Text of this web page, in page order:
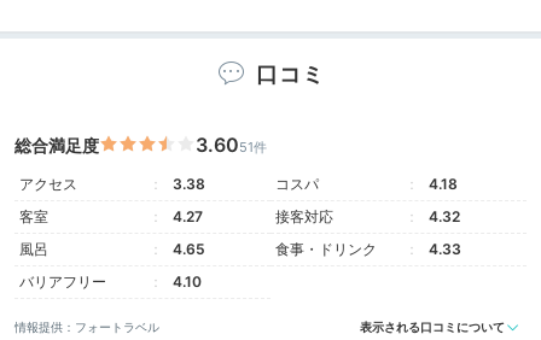
があったので、使わせていただきました。いい香りで癒
Onsen
16:00
20種の香り湯も！
絶景を望む大露天風呂
口コミ
総合満足度 3.6051件
アクセス 3.38 コスパ
4.18
客室
4.27 接客対応
4.32
風呂
4.65 食事・ドリンク
4.33
バリアフリー
4.10
情報提供：フォートラベル 表示される口コミについて